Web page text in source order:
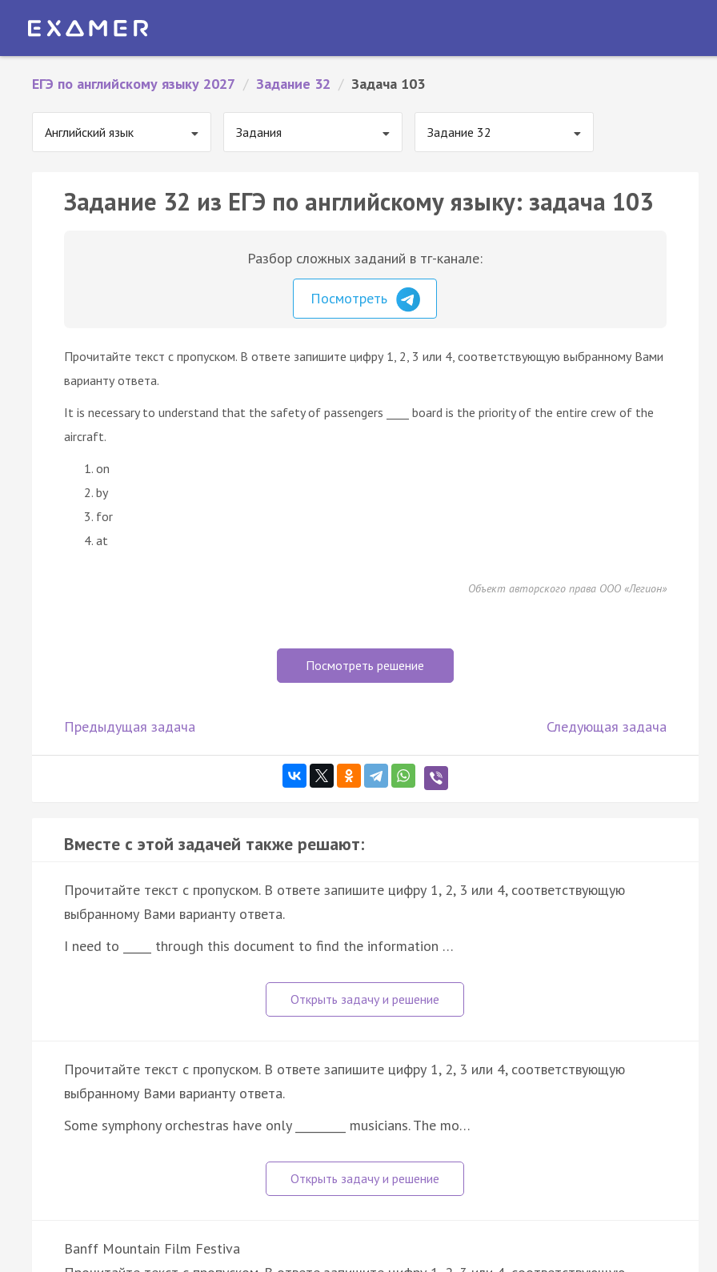
ЕГЭ по английскому языку 2027 / Задание 32 / Задача 103
Английский язык Задания Задание 32
Задание 32 из ЕГЭ по английскому языку: задача 103
Разбор сложных заданий в тг-канале:
Посмотреть
Прочитайте текст с пропуском. В ответе запишите цифру 1, 2, 3 или 4, соответствующую выбранному Вами
варианту ответа.
It is necessary to understand that the safety of passengers ____ board is the priority of the entire crew of the
aircraft.
on
by
for
at
Объект авторского права ООО «Легион»
Посмотреть решение
Предыдущая задача Следующая задача
Вместе с этой задачей также решают:
Прочитайте текст с пропуском. В ответе запишите цифру 1, 2, 3 или 4, соответствующую
выбранному Вами варианту ответа.
I need to _____ through this document to find the information …
Прочитайте текст с пропуском. В ответе запишите цифру 1, 2, 3 или 4, соответствующую
выбранному Вами варианту ответа.
Some symphony orchestras have only _________ musicians. The mo…
Banff Mountain Film Festiva